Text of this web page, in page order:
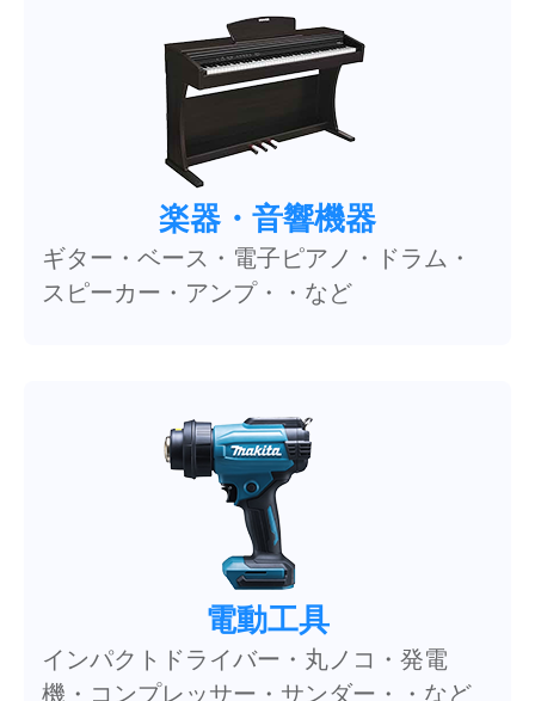
楽器・音響機器
ギター・ベース・電子ピアノ・ドラム・
スピーカー・アンプ・・など
電動工具
インパクトドライバー・丸ノコ・発電
機・コンプレッサー・サンダー・・など